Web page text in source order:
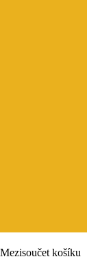
Mezisoučet košíku